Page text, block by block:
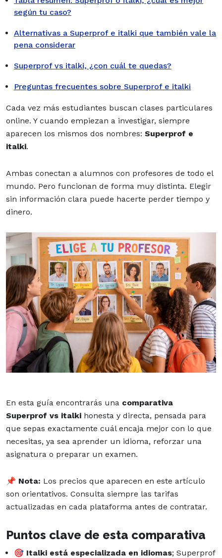
según tu caso?
Alternativas a Superprof e italki que también vale la
pena considerar
Superprof vs italki, ¿con cuál te quedas?
Preguntas frecuentes sobre Superprof e italki
Cada vez más estudiantes buscan clases particulares
online. Y cuando empiezan a investigar, siempre
aparecen los mismos dos nombres: Superprof e
italki.
Ambas conectan a alumnos con profesores de todo el
mundo. Pero funcionan de forma muy distinta. Elegir
sin información clara puede hacerte perder tiempo y
dinero.
En esta guía encontrarás una comparativa
Superprof vs italki honesta y directa, pensada para
que sepas exactamente cuál encaja mejor con lo que
necesitas, ya sea aprender un idioma, reforzar una
asignatura o preparar un examen.
📌 Nota: Los precios que aparecen en este artículo
son orientativos. Consulta siempre las tarifas
actualizadas en cada plataforma antes de contratar.
Puntos clave de esta comparativa
🎯 Italki está especializada en idiomas; Superprof